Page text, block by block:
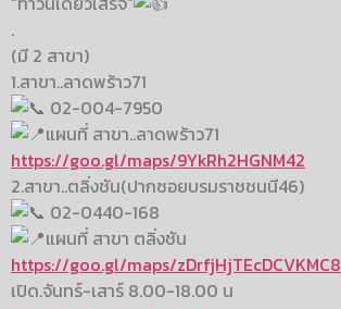
.
(มี 2 สาขา)
1.สาขา..ลาดพร้าว71
02-004-7950
แผนที่ สาขา..ลาดพร้าว71
https://goo.gl/maps/9YkRh2HGNM42
2.สาขา..ตลิ่งชัน(ปากซอยบรมราชชนนี46)
02-0440-168
แผนที่ สาขา ตลิ่งชัน
https://goo.gl/maps/zDrfjHjTEcDCVKMC8
เปิด.จันทร์-เสาร์ 8.00-18.00 น